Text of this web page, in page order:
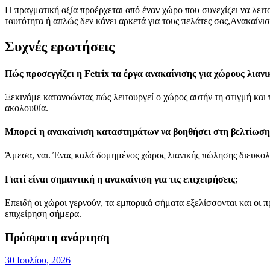
Η πραγματική αξία προέρχεται από έναν χώρο που συνεχίζει να
ταυτότητα ή απλώς δεν κάνει αρκετά για τους πελάτες
Συχνές ερωτήσεις
Πώς προσεγγίζει η Fetrix τα έργα ανακαίνισης για χώρους
Ξεκινάμε κατανοώντας πώς λειτουργεί ο χώρος αυτήν τη στιγμή
ακολουθία.
Μπορεί η ανακαίνιση καταστημάτων να βοηθήσει στη
Άμεσα, ναι. Ένας καλά δομημένος χώρος λιανικής πώλησης
Γιατί είναι σημαντική η ανακαίνιση για τις επιχειρήσεις;
Επειδή οι χώροι γερνούν, τα εμπορικά σήματα εξελίσσονται και
επιχείρηση σήμερα.
Πρόσφατη ανάρτηση
30 Ιουλίου, 2026